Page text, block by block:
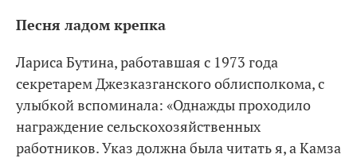
Песня ладом крепка
Лариса Бутина, работавшая с 1973 года
секретарем Джезказганского облисполкома, с
улыбкой вспоминала: «Однажды проходило
награждение сельскохозяйственных
работников. Указ должна была читать я, а Камза